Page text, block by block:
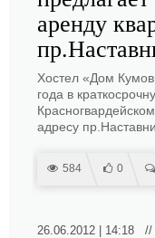
аренду
Хостел «Дом
года в
адресу
584 0
26.06.2012 | 14:18 //